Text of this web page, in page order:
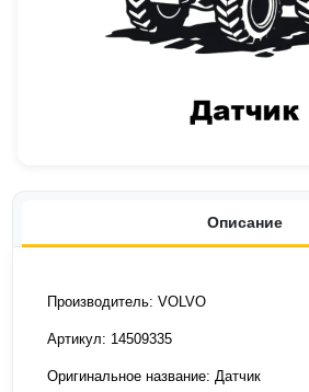
Описание
Производитель: VOLVO
Артикул: 14509335
Оригинальное название: Датчик